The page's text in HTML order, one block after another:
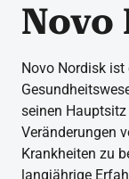
Novo
Novo Nordisk
seinen
Veränderungen
Krankheiten zu
langjährige